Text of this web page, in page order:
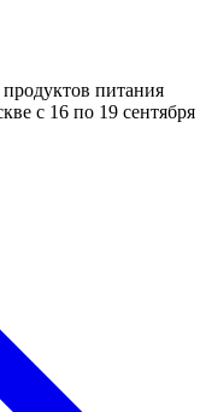
питания
с 16 по 19 сентября